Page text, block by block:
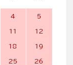
4 5
11 12
18 19
25 26